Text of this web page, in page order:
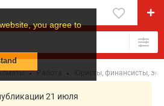
you agree to
Работа Юристы, финансисты,
21 июля